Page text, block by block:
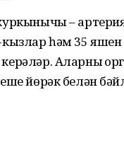
–
һәм 35
Аларның
йөрәк белән